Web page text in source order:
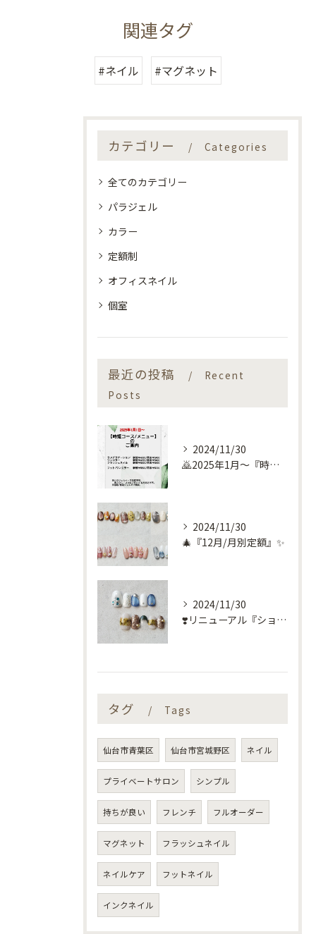
関連タグ
#ネイル #マグネット
カテゴリー Categories
全てのカテゴリー
パラジェル
カラー
定額制
オフィスネイル
個室
最近の投稿
Recent
Posts
2024/11/30
🙇2025年1月～『時短コース』のお知らせ🙇
2024/11/30
🎄『12月/月別定額』✨
2024/11/30
❣️リニューアル『ショートネイル定額』❣️
タグ Tags
仙台市青葉区 仙台市宮城野区 ネイル
プライベートサロン シンプル
持ちが良い フレンチ フルオーダー
マグネット フラッシュネイル
ネイルケア フットネイル
インクネイル